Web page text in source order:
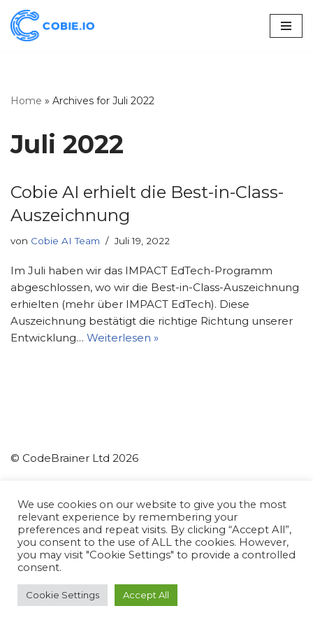
Zum
Home » Archives for Juli 2022
Juli 2022
Cobie AI erhielt die Best-in-Class-
Auszeichnung
von Cobie AI Team Juli 19, 2022
Im Juli haben wir das IMPACT EdTech-Programm
abgeschlossen, wo wir die Best-in-Class-Auszeichnung
erhielten (mehr über IMPACT EdTech). Diese
Auszeichnung bestätigt die richtige Richtung unserer
Entwicklung… Weiterlesen »
© CodeBrainer Ltd 2026
CodeBrainer d.o.o.
Ljubljana
Slovenia
info(at)codebrainer.com
Datenschutz-Bestimmungen
We use cookies on our website to give you the most
relevant experience by remembering your
preferences and repeat visits. By clicking “Accept All”,
you consent to the use of ALL the cookies. However,
you may visit "Cookie Settings" to provide a controlled
consent.
Cookie Settings Accept All